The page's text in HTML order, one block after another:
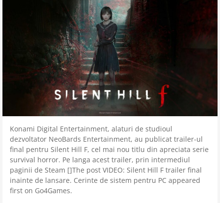
Konami Digital Entertainment, alaturi de studioul
dezvoltator NeoBards Entertainment, au publicat trailer-ul
final pentru Silent Hill F, cel mai nou titlu din apreciata serie
survival horror. Pe langa acest trailer, prin intermediul
paginii de Steam []The post VIDEO: Silent Hill F trailer final
inainte de lansare. Cerinte de sistem pentru PC appeared
first on Go4Games.